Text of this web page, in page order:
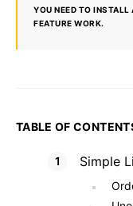
YOU NEED TO INSTALL
FEATURE WORK.
TABLE OF
Simple